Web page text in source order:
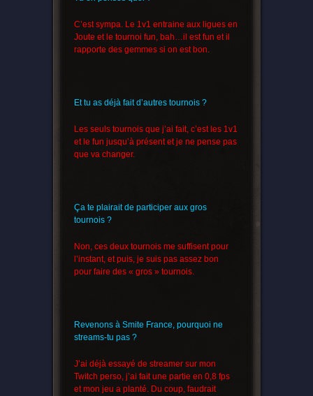
C’est sympa. Le 1v1 entraine aux ligues en
Joute et le tournoi fun, bah…il est fun et il
rapporte des gemmes si on est bon.
Et tu as déjà fait d’autres tournois ?
Les seuls tournois que j’ai fait, c’est les 1v1
et le fun jusqu’à présent et je ne pense pas
que va changer.
Ça te plairait de participer aux gros
tournois ?
Non, ces deux tournois me suffisent pour
l’instant, et puis, je suis pas assez bon
pour faire des « gros » tournois.
Revenons à Smite France, pourquoi ne
streams-tu pas ?
J’ai déjà essayé de streamer sur mon
Twitch perso, j’ai fait une partie en 0,8 fps
et mon jeu a planté. Du coup, faudrait